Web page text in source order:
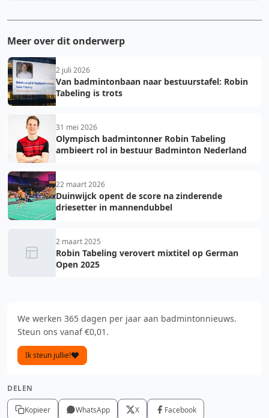
Meer over dit onderwerp
2 juli 2026
Van badmintonbaan naar bestuurstafel: Robin
Tabeling is trots
31 mei 2026
Olympisch badmintonner Robin Tabeling
ambieert rol in bestuur Badminton Nederland
22 maart 2026
Duinwijck opent de score na zinderende
driesetter in mannendubbel
2 maart 2025
Robin Tabeling verovert mixtitel op German
Open 2025
We werken 365 dagen per jaar aan badmintonnieuws.
Steun ons vanaf €0,01.
Ik steun jullie!
DELEN
Kopieer WhatsApp X Facebook